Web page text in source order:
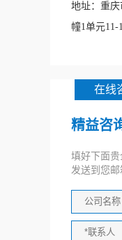
地址：重庆
幢1单元11-
在线
精益咨
填好下面
发送到您邮